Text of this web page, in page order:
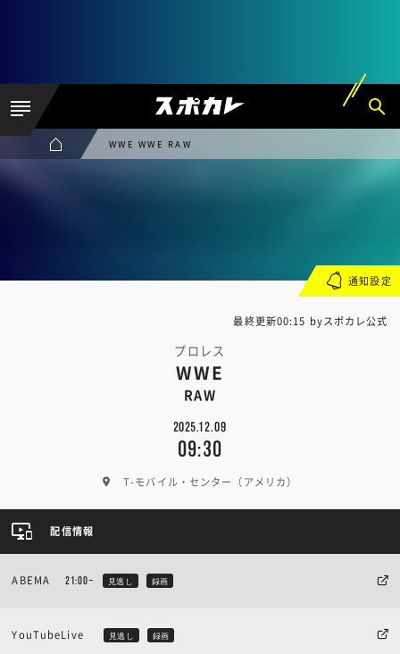
WWE WWE RAW
最終更新00:15 byスポカレ公式
プロレス
WWE
RAW
2025.12.09
09:30
T-モバイル・センター（アメリカ）
通知設定
配信情報
ABEMA 21:00~ 見逃し 録画
YouTubeLive 見逃し 録画